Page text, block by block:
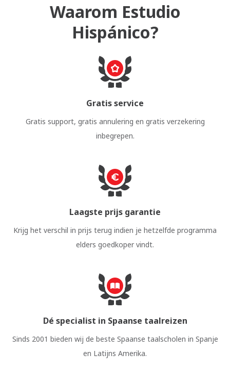
Waarom Estudio
Hispánico?
Gratis service
Gratis support, gratis annulering en gratis verzekering
inbegrepen.
Laagste prijs garantie
Krijg het verschil in prijs terug indien je hetzelfde programma
elders goedkoper vindt.
Dé specialist in Spaanse taalreizen
Sinds 2001 bieden wij de beste Spaanse taalscholen in Spanje
en Latijns Amerika.